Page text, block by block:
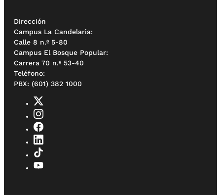
Dirección
Campus La Candelaria:
Calle 8 n.º 5-80
Campus El Bosque Popular:
Carrera 70 n.º 53-40
Teléfono:
PBX: (601) 382 1000